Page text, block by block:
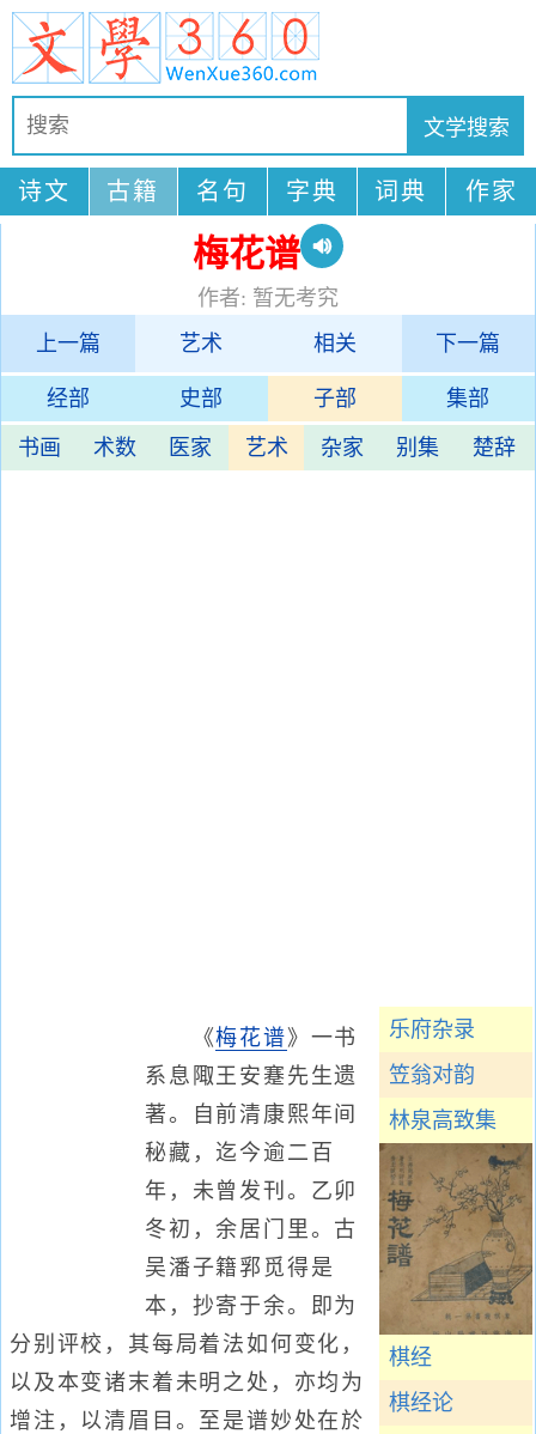
诗文 古籍 名句 字典 词典 作家
梅花谱
作者: 暂无考究
上一篇
艺术 相关 下一篇
经部 史部 子部 集部
书画 术数 医家 艺术 杂家 别集 楚辞
乐府杂录
笠翁对韵
林泉高致集
棋经
棋经论
《梅花谱》一书
系息陬王安蹇先生遗
著。自前清康熙年间
秘藏，迄今逾二百
年，未曾发刊。乙卯
冬初，余居门里。古
吴潘子籍郛觅得是
本，抄寄于余。即为
分别评校，其每局着法如何变化，
以及本变诸末着未明之处，亦均为
增注，以清眉目。至是谱妙处在於